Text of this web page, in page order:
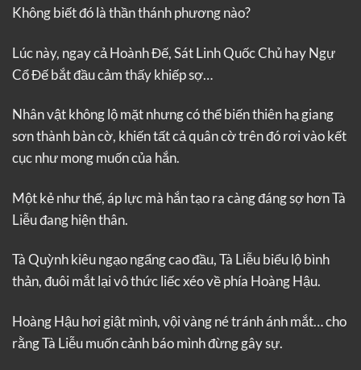
Không biết đó là thần thánh phương nào?
Lúc này, ngay cả Hoành Đế, Sát Linh Quốc Chủ hay Ngự
Cổ Đế bắt đầu cảm thấy khiếp sợ…
Nhân vật không lộ mặt nhưng có thể biến thiên hạ giang
sơn thành bàn cờ, khiến tất cả quân cờ trên đó rơi vào kết
cục như mong muốn của hắn.
Một kẻ như thế, áp lực mà hắn tạo ra càng đáng sợ hơn Tà
Liễu đang hiện thân.
Tà Quỳnh kiêu ngạo ngẩng cao đầu, Tà Liễu biểu lộ bình
thản, đuôi mắt lại vô thức liếc xéo về phía Hoàng Hậu.
Hoàng Hậu hơi giật mình, vội vàng né tránh ánh mắt… cho
rằng Tà Liễu muốn cảnh báo mình đừng gây sự.